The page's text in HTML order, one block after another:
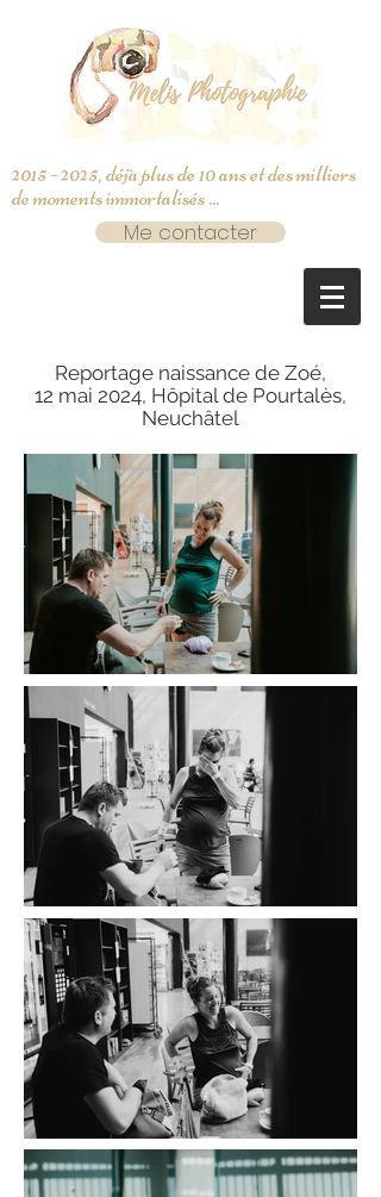
2015 - 2025, déjà plus de 10 ans et des milliers
de moments immortalisés ...
Me contacter
Reportage naissance de Zoé,
12 mai 2024, Hôpital de Pourtalès,
Neuchâtel